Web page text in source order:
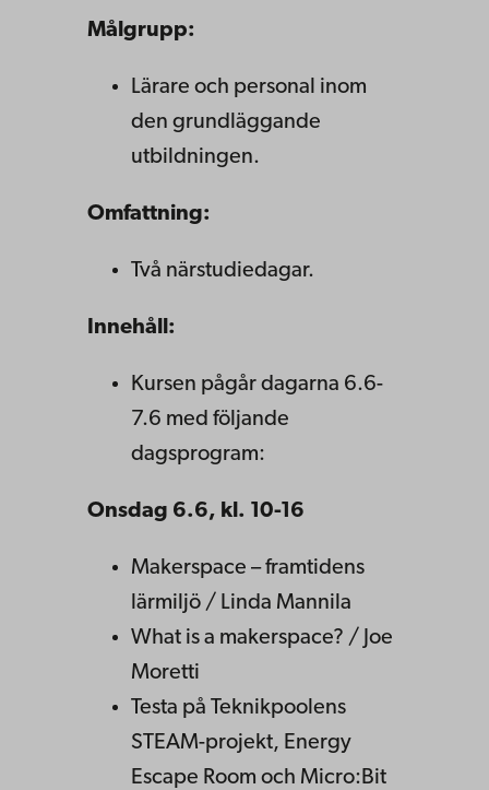
Målgrupp:
Lärare och personal inom
den grundläggande
utbildningen.
Omfattning:
Två närstudiedagar.
Innehåll:
Kursen pågår dagarna 6.6-
7.6 med följande
dagsprogram:
Onsdag 6.6, kl. 10-16
Makerspace – framtidens
lärmiljö / Linda Mannila
What is a makerspace? / Joe
Moretti
Testa på Teknikpoolens
STEAM-projekt, Energy
Escape Room och Micro:Bit